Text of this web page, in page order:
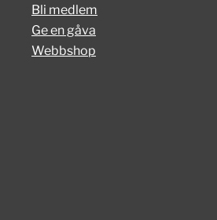
Bli medlem
Ge en gåva
Webbshop